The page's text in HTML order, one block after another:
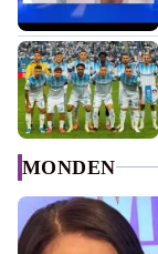
MONDEN